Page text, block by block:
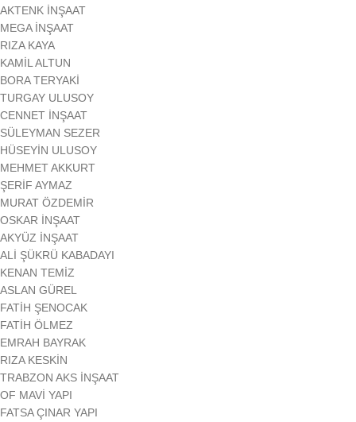
AKTENK İNŞAAT
MEGA İNŞAAT
RIZA KAYA
KAMİL ALTUN
BORA TERYAKİ
TURGAY ULUSOY
CENNET İNŞAAT
SÜLEYMAN SEZER
HÜSEYİN ULUSOY
MEHMET AKKURT
ŞERİF AYMAZ
MURAT ÖZDEMİR
OSKAR İNŞAAT
AKYÜZ İNŞAAT
ALİ ŞÜKRÜ KABADAYI
KENAN TEMİZ
ASLAN GÜREL
FATİH ŞENOCAK
FATİH ÖLMEZ
EMRAH BAYRAK
RIZA KESKİN
TRABZON AKS İNŞAAT
OF MAVİ YAPI
FATSA ÇINAR YAPI